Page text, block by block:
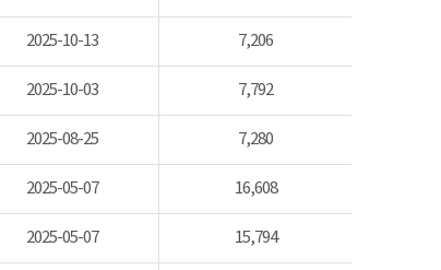
2025-10-13 7,206
2025-10-03 7,792
2025-08-25 7,280
2025-05-07 16,608
2025-05-07 15,794